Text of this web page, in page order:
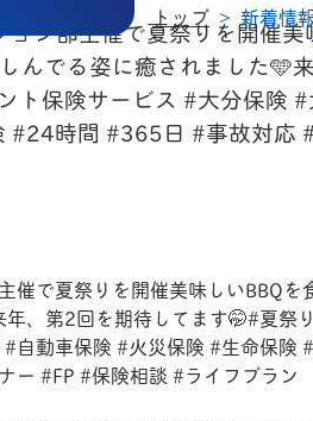
トップ 新着情
ン部主催で夏祭りを開催
んでる姿に癒されました🩵
ト保険サービス #大分保険
時間 #365日 #事故対応
で夏祭りを開催美味しいBBQ
、第2回を期待してます🤭#夏
自動車保険 #火災保険 #生命保
ー #FP #保険相談 #ライフプラン